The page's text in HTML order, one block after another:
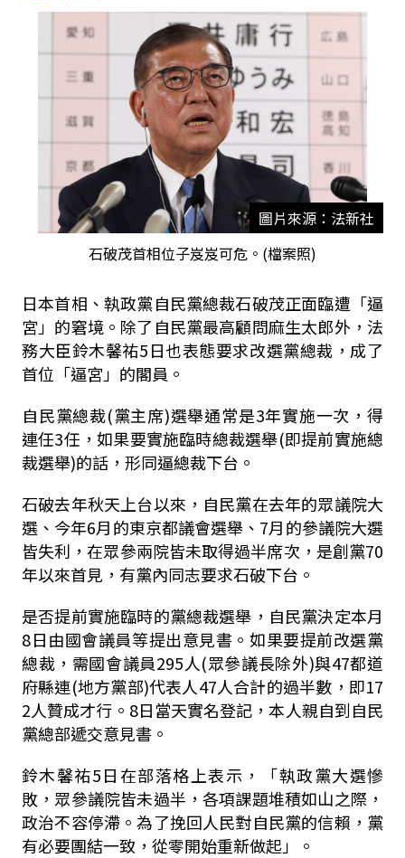
圖片來源：法新社
石破茂首相位子岌岌可危。(檔案照)
日本首相、執政黨自民黨總裁石破茂正面臨遭「逼
宮」的窘境。除了自民黨最高顧問麻生太郎外，法
務大臣鈴木馨祐5日也表態要求改選黨總裁，成了
首位「逼宮」的閣員。
自民黨總裁(黨主席)選舉通常是3年實施一次，得
連任3任，如果要實施臨時總裁選舉(即提前實施總
裁選舉)的話，形同逼總裁下台。
石破去年秋天上台以來，自民黨在去年的眾議院大
選、今年6月的東京都議會選舉、7月的參議院大選
皆失利，在眾參兩院皆未取得過半席次，是創黨70
年以來首見，有黨內同志要求石破下台。
是否提前實施臨時的黨總裁選舉，自民黨決定本月
8日由國會議員等提出意見書。如果要提前改選黨
總裁，需國會議員295人(眾參議長除外)與47都道
府縣連(地方黨部)代表人47人合計的過半數，即17
2人贊成才行。8日當天實名登記，本人親自到自民
黨總部遞交意見書。
鈴木馨祐5日在部落格上表示，「執政黨大選慘
敗，眾參議院皆未過半，各項課題堆積如山之際，
政治不容停滯。為了挽回人民對自民黨的信賴，黨
有必要團結一致，從零開始重新做起」。